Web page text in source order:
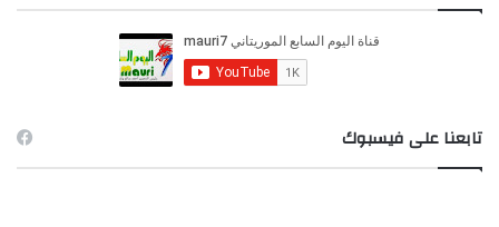
ن
:
تابعنا على فيسبوك